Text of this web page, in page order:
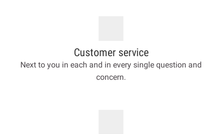
Customer service
Next to you in each and in every single question and
concern.